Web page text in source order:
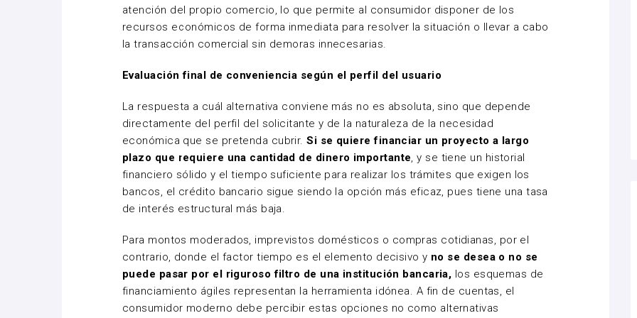
atención del propio comercio, lo que permite al consumidor disponer de los
recursos económicos de forma inmediata para resolver la situación o llevar a cabo
la transacción comercial sin demoras innecesarias.
Evaluación final de conveniencia según el perfil del usuario
La respuesta a cuál alternativa conviene más no es absoluta, sino que depende
directamente del perfil del solicitante y de la naturaleza de la necesidad
económica que se pretenda cubrir.Si se quiere financiar un proyecto a largo
plazo que requiere una cantidad de dinero importante, y se tiene un historial
financiero sólido y el tiempo suficiente para realizar los trámites que exigen los
bancos, el crédito bancario sigue siendo la opción más eficaz, pues tiene una tasa
de interés estructural más baja.
Para montos moderados, imprevistos domésticos o compras cotidianas, por el
contrario, donde el factor tiempo es el elemento decisivo y no se desea o no se
puede pasar por el riguroso filtro de una institución bancaria, los esquemas de
financiamiento ágiles representan la herramienta idónea. A fin de cuentas, el
consumidor moderno debe percibir estas opciones no como alternativas